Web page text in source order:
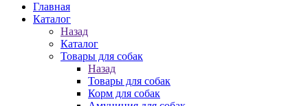
Главная
Каталог
Назад
Каталог
Товары для собак
Назад
Товары для собак
Корм для собак